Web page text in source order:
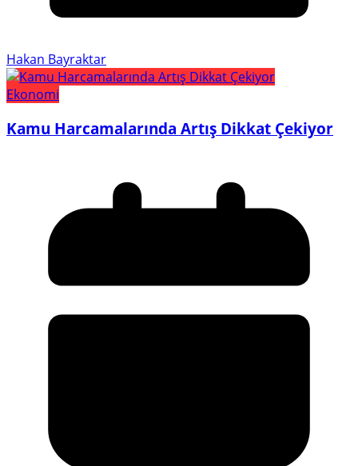
Hakan Bayraktar
Ekonomi
Kamu Harcamalarında Artış Dikkat Çekiyor